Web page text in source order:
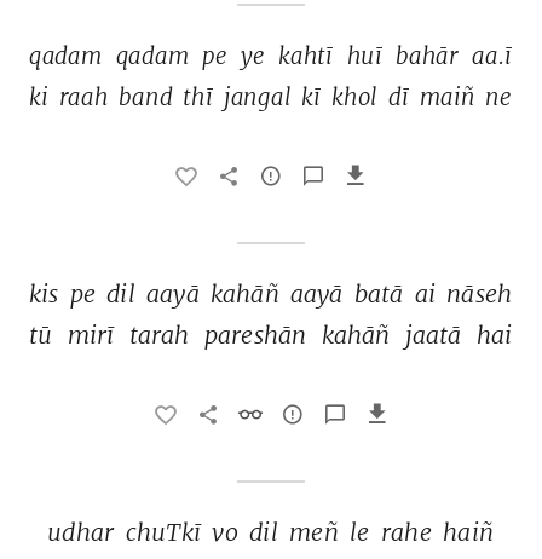
qadam qadam pe ye kahtī huī bahār aa.ī
ki raah band thī jangal kī khol dī maiñ ne
kis pe dil aayā kahāñ aayā batā ai nāseh
tū
mirī tarah pareshān kahāñ jaatā hai
udhar chuTkī vo dil meñ le rahe haiñ